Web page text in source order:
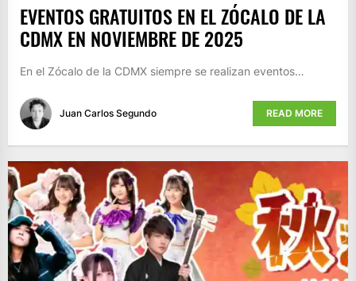
EVENTOS GRATUITOS EN EL ZÓCALO DE LA
CDMX EN NOVIEMBRE DE 2025
En el Zócalo de la CDMX siempre se realizan eventos…
Juan Carlos Segundo READ MORE